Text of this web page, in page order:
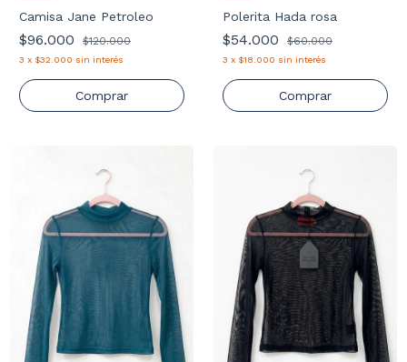
Camisa Jane Petroleo
$96.000 $120.000
3 x $32.000 sin interés
Comprar
Polerita Hada rosa
$54.000 $60.000
3 x $18.000 sin interés
Comprar